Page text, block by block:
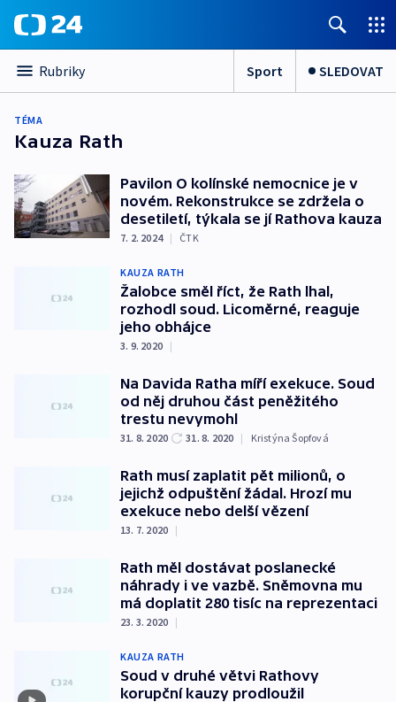
Rubriky Sport SLEDOVAT
TÉMA
Kauza Rath
Pavilon O kolínské nemocnice je v
novém. Rekonstrukce se zdržela o
desetiletí, týkala se jí Rathova kauza
7. 2. 2024 | ČTK
KAUZA RATH
Žalobce směl říct, že Rath lhal,
rozhodl soud. Licoměrné, reaguje
jeho obhájce
3. 9. 2020 |
Na Davida Ratha míří exekuce. Soud
od něj druhou část peněžitého
trestu nevymohl
31. 8. 2020 31. 8. 2020 | Kristýna Šopfová
Rath musí zaplatit pět milionů, o
jejichž odpuštění žádal. Hrozí mu
exekuce nebo delší vězení
13. 7. 2020 |
Rath měl dostávat poslanecké
náhrady i ve vazbě. Sněmovna mu
má doplatit 280 tisíc na reprezentaci
23. 3. 2020 |
KAUZA RATH
Soud v druhé větvi Rathovy
korupční kauzy prodloužil